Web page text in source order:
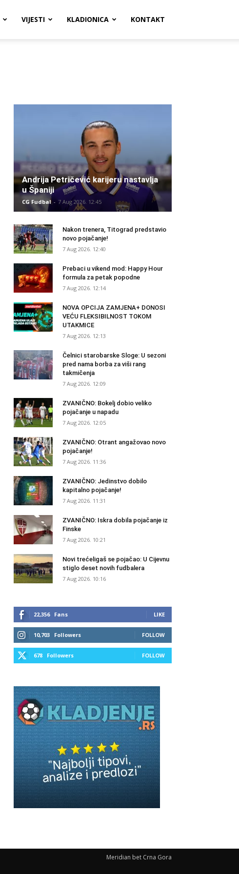
VIJESTI KLADIONICA KONTAKT
Andrija Petričević karijeru nastavlja
u Španiji
CG Fudbal - 7 Aug 2026. 12:45
Nakon trenera, Titograd predstavio
novo pojačanje!
7 Aug 2026. 12:40
Prebaci u vikend mod: Happy Hour
formula za petak popodne
7 Aug 2026. 12:14
NOVA OPCIJA ZAMJENA+ DONOSI
VEĆU FLEKSIBILNOST TOKOM
UTAKMICE
7 Aug 2026. 12:13
Čelnici starobarske Sloge: U sezoni
pred nama borba za viši rang
takmičenja
7 Aug 2026. 12:09
ZVANIČNO: Bokelj dobio veliko
pojačanje u napadu
7 Aug 2026. 12:05
ZVANIČNO: Otrant angažovao novo
pojačanje!
7 Aug 2026. 11:36
ZVANIČNO: Jedinstvo dobilo
kapitalno pojačanje!
7 Aug 2026. 11:31
ZVANIČNO: Iskra dobila pojačanje iz
Finske
7 Aug 2026. 10:21
Novi trećeligaš se pojačao: U Cijevnu
stiglo deset novih fudbalera
7 Aug 2026. 10:16
22,356 Fans LIKE
10,703 Followers FOLLOW
678 Followers FOLLOW
Meridian bet Crna Gora